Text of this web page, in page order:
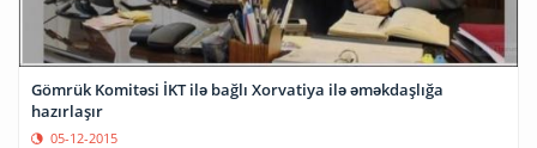
Gömrük Komitəsi İKT ilə bağlı Xorvatiya ilə əməkdaşlığa
hazırlaşır
05-12-2015